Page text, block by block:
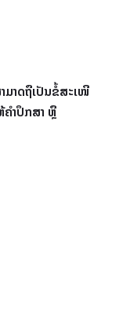
ມາດຖືເປັນຂໍ້ສະເໜີ
າປຶກສາ ຫຼື